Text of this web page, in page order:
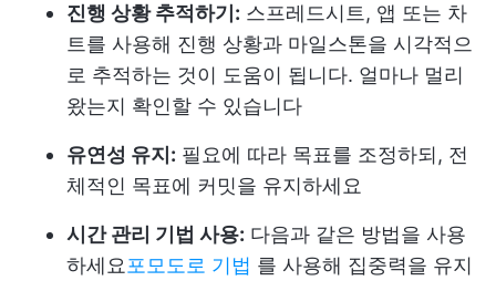
진행 상황 추적하기: 스프레드시트, 앱 또는 차
트를 사용해 진행 상황과 마일스톤을 시각적으
로 추적하는 것이 도움이 됩니다. 얼마나 멀리
왔는지 확인할 수 있습니다
유연성 유지: 필요에 따라 목표를 조정하되, 전
체적인 목표에 커밋을 유지하세요
시간 관리 기법 사용: 다음과 같은 방법을 사용
하세요 포모도로 기법 를 사용해 집중력을 유지